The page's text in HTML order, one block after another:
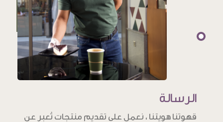
الرسالة
قهوتنا هويتنا ، نعمل على تقديم منتجات تُعبر عن